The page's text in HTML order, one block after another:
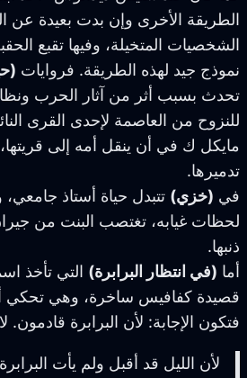
الطريقة الأخرى وإن بدت بعيدة عن
الشخصيات المتخيلة، وفيها تقبع
نموذج جيد لهذه الطريقة. فروايات
تحدث بسبب أثر من آثار الحرب
للنزوح من العاصمة لإحدى القرى
مايكل ك في أن ينقل أمه إلى
تدميرها.
في (خزي) تتبدل حياة أستاذ جامعي،
لحظات غيابه، تغتصب البنت من جيرانٍ
ذنبها.
أما (في انتظار البرابرة) التي تأخذ
قصيدة كفافيس ساخرة، وهي تحكي أن
فتكون الإجابة: لأن البرابرة قادمون.
لأن الليل قد أقبل ولم يأت البرابرة